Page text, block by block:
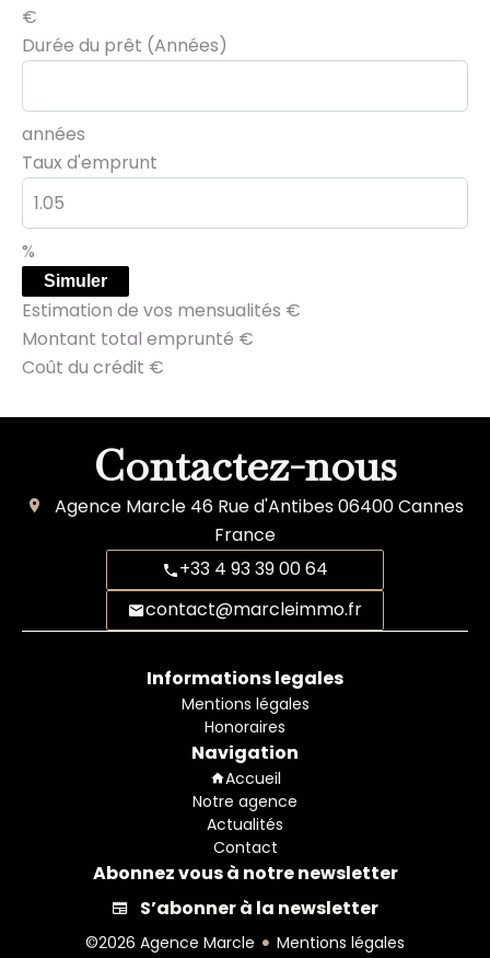
€
Durée du prêt (Années)
années
Taux d'emprunt
%
Simuler
Estimation de vos mensualités €
Montant total emprunté €
Coût du crédit €
Contactez-nous
Agence Marcle 46 Rue d'Antibes06400Cannes
France
+33 4 93 39 00 64
contact@marcleimmo.fr
Informations legales
Mentions légales
Honoraires
Navigation
Accueil
Notre agence
Actualités
Contact
Abonnez vous à notre newsletter
S’abonner à la newsletter
©2026 Agence Marcle Mentions légales